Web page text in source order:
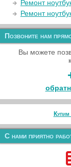
Ремонт
Ремонт
Позвоните нам
Вы можете
С нами приятно